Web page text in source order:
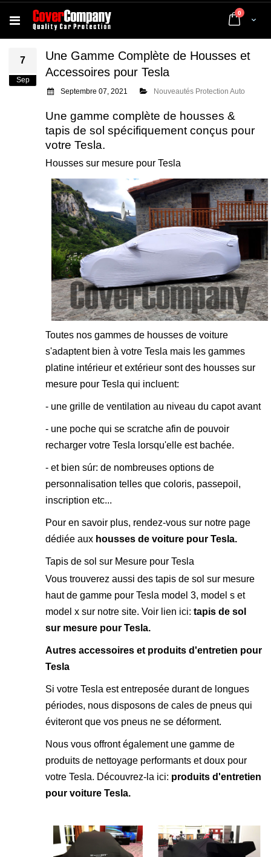
Cart
0 articles
7
Sep
Une Gamme Complète de Housses et
Accessoires pour Tesla
Septembre 07, 2021 Nouveautés Protection Auto
Une gamme complète de housses &
tapis de sol spécifiquement conçus pour
votre Tesla.
Housses sur mesure pour Tesla
Toutes nos gammes de housses de voiture
s'adaptent bien à votre Tesla mais les gammes
platine intérieur et extérieur sont des housses sur
mesure pour Tesla qui incluent:
- une grille de ventilation au niveau du capot avant
- une poche qui se scratche afin de pouvoir
recharger votre Tesla lorsqu'elle est bachée.
- et bien súr: de nombreuses options de
personnalisation telles que coloris, passepoil,
inscription etc...
Pour en savoir plus, rendez-vous sur notre page
dédiée aux housses de voiture pour Tesla.
Tapis de sol sur Mesure pour Tesla
Vous trouverez aussi des tapis de sol sur mesure
haut de gamme pour Tesla model 3, model s et
model x sur notre site. Voir lien ici: tapis de sol
sur mesure pour Tesla.
Autres accessoires et produits d'entretien pour
Tesla
Si votre Tesla est entreposée durant de longues
périodes, nous disposons de cales de pneus qui
éviteront que vos pneus ne se déforment.
Nous vous offront également une gamme de
produits de nettoyage performants et doux pour
votre Tesla. Découvrez-la ici: produits d'entretien
pour voiture Tesla.